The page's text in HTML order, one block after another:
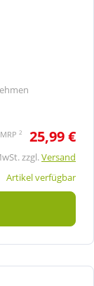
MRP 2 25,99 €
zzgl.Versand
Artikel verfügbar